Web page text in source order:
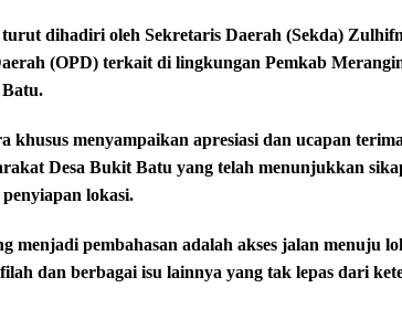
dihadiri oleh Sekretaris Daerah (Sekda)
(OPD) terkait di lingkungan Pemkab
khusus menyampaikan apresiasi dan ucapan
Desa Bukit Batu yang telah menunjukkan
lokasi.
menjadi pembahasan adalah akses jalan menuju
dan berbagai isu lainnya yang tak lepas dari